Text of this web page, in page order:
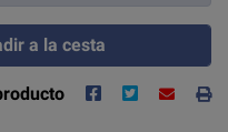
Añadir a la cesta